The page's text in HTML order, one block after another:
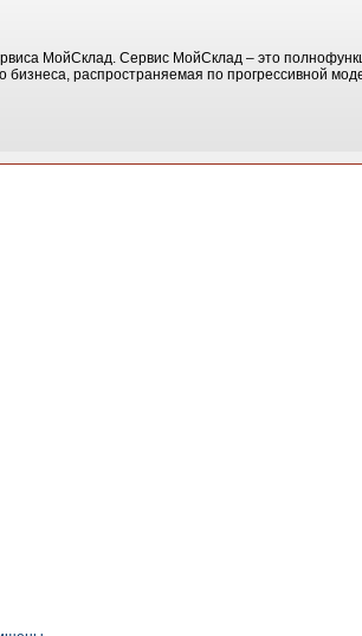
МойСклад. Сервис МойСклад – это
бизнеса, распространяемая по прогрессивной